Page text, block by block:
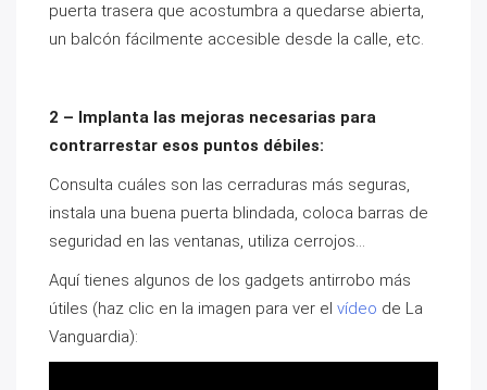
puerta trasera que acostumbra a quedarse abierta,
un balcón fácilmente accesible desde la calle, etc.
2 – Implanta las mejoras necesarias para
contrarrestar esos puntos débiles:
Consulta cuáles son las cerraduras más seguras,
instala una buena puerta blindada, coloca barras de
seguridad en las ventanas, utiliza cerrojos…
Aquí tienes algunos de los gadgets antirrobo más
útiles (haz clic en la imagen para ver el vídeo de La
Vanguardia):